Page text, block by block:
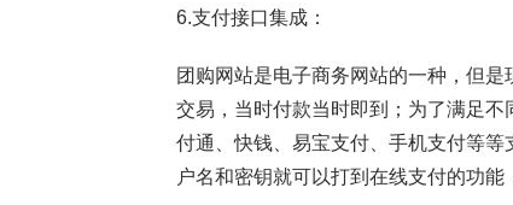
6.支付接口集成：
团购网站是电子商务网站的一种，但
交易，当时付款当时即到；为了满足
付通、快钱、易宝支付、手机支付等
户名和密钥就可以打到在线支付的功能